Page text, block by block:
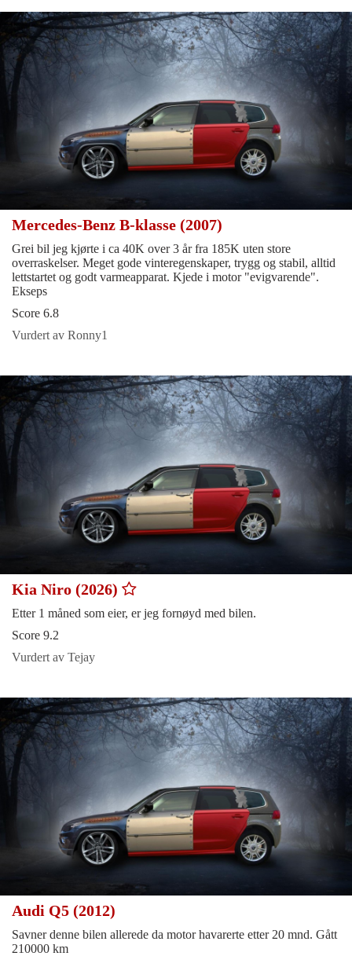
Mercedes-Benz B-klasse (2007)
Grei bil jeg kjørte i ca 40K over 3 år fra 185K uten store
overraskelser. Meget gode vinteregenskaper, trygg og stabil, alltid
lettstartet og godt varmeapparat. Kjede i motor "evigvarende".
Ekseps
Score 6.8
Vurdert av Ronny1
Kia Niro (2026)
Etter 1 måned som eier, er jeg fornøyd med bilen.
Score 9.2
Vurdert av Tejay
Audi Q5 (2012)
Savner denne bilen allerede da motor havarerte etter 20 mnd. Gått
210000 km